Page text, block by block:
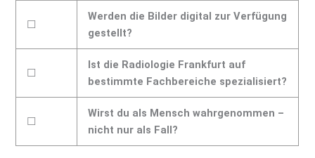
☐
Werden die Bilder digital zur Verfügung
gestellt?
☐
Ist die Radiologie Frankfurt auf
bestimmte Fachbereiche spezialisiert?
☐
Wirst du als Mensch wahrgenommen –
nicht nur als Fall?